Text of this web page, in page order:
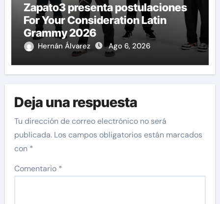
Zapato3 presenta postulaciones
For Your Consideration Latin
Grammy 2026
Hernán Álvarez Ago 6, 2026
Deja una respuesta
Tu dirección de correo electrónico no será
publicada. Los campos obligatorios están marcados
con *
Comentario *